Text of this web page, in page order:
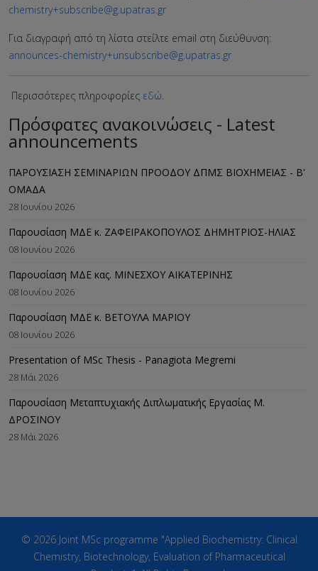
chemistry+subscribe@g.upatras.gr
Για διαγραφή από τη λίστα στείλτε email στη διεύθυνση:
announces-chemistry+unsubscribe@g.upatras.gr
Περισσότερες πληροφορίες εδώ
Πρόσφατες ανακοινώσεις - Latest
announcements
ΠΑΡΟΥΣΙΑΣΗ ΣΕΜΙΝΑΡΙΩΝ ΠΡΟΟΔΟΥ ΔΠΜΣ ΒΙΟΧΗΜΕΙΑΣ - B'
ΟΜΑΔΑ
28 Ιουνίου 2026
Παρουσίαση ΜΔΕ κ. ΖΑΦΕΙΡΑΚΟΠΟΥΛΟΣ ΔΗΜΗΤΡΙΟΣ-ΗΛΙΑΣ
08 Ιουνίου 2026
Παρουσίαση ΜΔΕ κας. ΜΙΝΕΣΧΟΥ ΑΙΚΑΤΕΡΙΝΗΣ
08 Ιουνίου 2026
Παρουσίαση ΜΔΕ κ. ΒΕΤΟΥΛΑ ΜΑΡΙΟΥ
08 Ιουνίου 2026
Presentation of MSc Thesis - Panagiota Megremi
28 Μάι 2026
Παρουσίαση Μεταπτυχιακής Διπλωματικής Εργασίας M.
ΔΡΟΣΙΝΟΥ
28 Μάι 2026
© 2026 Joint MSc programme "Applied Biochemistry: Clinical
Chemistry, Biotechnology, Evaluation of Pharmaceutical